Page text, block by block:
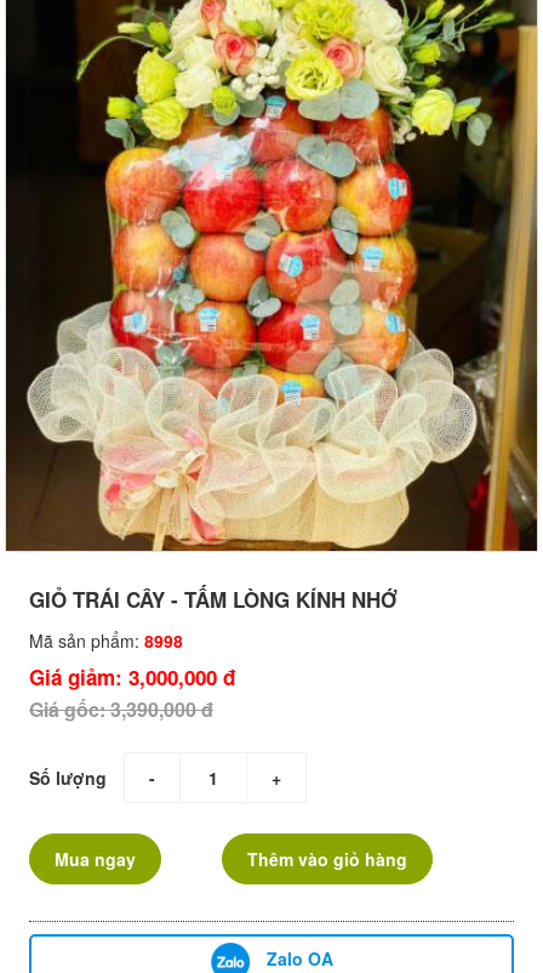
GIỎ TRÁI CÂY - TẤM LÒNG KÍNH NHỚ
Mã sản phẩm: 8998
Giá giảm: 3,000,000 đ
Giá gốc: 3,390,000 đ
Số lượng - +
Mua ngay Thêm vào giỏ hàng
Zalo OA